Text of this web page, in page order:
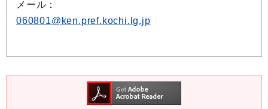
メール：
060801@ken.pref.kochi.lg.jp